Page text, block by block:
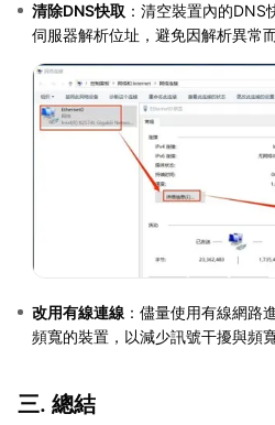
清除DNS快取 ：清空裝置內的
伺服器解析位址，避免因解析異常
改用有線連線 ：儘量使用有線網路
頻寬的裝置，以減少訊號干擾與頻寬
三. 總結